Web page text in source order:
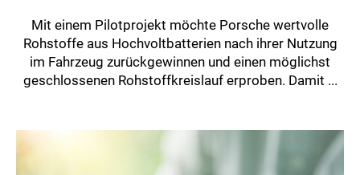
Mit einem Pilotprojekt möchte Porsche wertvolle
Rohstoffe aus Hochvoltbatterien nach ihrer Nutzung
im Fahrzeug zurückgewinnen und einen möglichst
geschlossenen Rohstoffkreislauf erproben. Damit ...